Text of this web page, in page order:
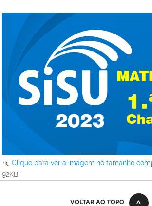
Clique para ver a imagem no tamanho
92KB
VOLTAR AO TOPO